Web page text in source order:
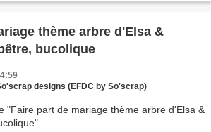
thème arbre d'Elsa &
bucolique
designs (EFDC by So'scrap)